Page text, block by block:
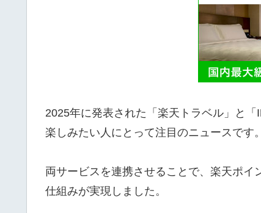
2025年に発表された「楽天トラベル」と
楽しみたい人にとって注目のニュースです。
両サービスを連携させることで、楽天ポイ
仕組みが実現しました。